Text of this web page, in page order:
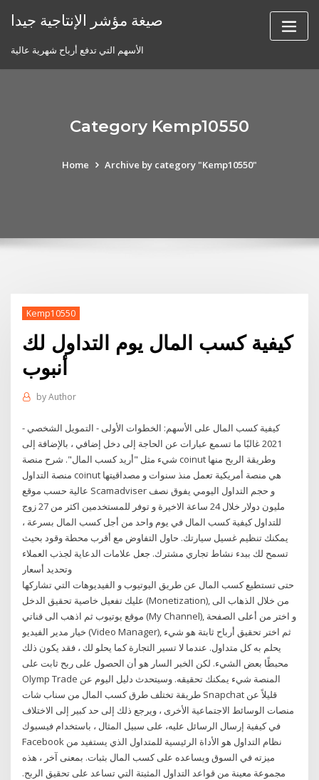
صيغة مؤشر الإنتاجية جيدا
الأسهم التي تدفع أرباح شهرية عالية
Category Kemp10550
Home Archive by category "Kemp10550"
Kemp10550
كيفية كسب المال يوم التداول لك
أنبوب
byAuthor
كيفية كسب المال على الأسهم: الخطوات الأولى - التمويل الشخصي -
2021 غالبًا ما تسمع عبارات عن الحاجة إلى دخل إضافي ، بالإضافة إلى
شيء مثل "أريد كسب المال". شرح منصة coinut وطريقة الربح منها
منصة التداول coinut هي منصة أمريكية تعمل منذ سنوات و مصداقيتها
عالية حسب موقع Scamadviser و حجم التداول اليومي يفوق نصف
مليون دولار خلال 24 ساعة الاخيرة و توفر للمستخدمين اكثر من 27 زوج
للتداول كيفية كسب المال في يوم واحد من أجل كسب المال بسرعة ،
يمكنك تنظيم غسيل سيارتك. حاول التفاوض مع أقرب محطة وقود بحيث
تسمح لك ببدء نشاط تجاري مشترك. جعل علامات الدعاية لجذب العملاء
وتحديد أسعار
حتى تستطيع كسب المال عن طريق اليوتيوب و الفيديوهات التي تشاركها
عليك تفعيل خاصية تحقيق الدخل (Monetization), من خلال الذهاب الى
موقع يوتيوب ثم اذهب الى قناتي (My Channel), و اختر من أعلى الصفحة
خيار مدير الفيديو (Video Manager), ثم اختر تحقيق أرباح ثابتة هو شيء
يحلم به كل متداول. عندما لا تسير التجارة كما يحلو لك ، فقد يكون ذلك
محبطًا بعض الشيء. لكن الخبر السار هو أن الحصول على ربح ثابت على
Olymp Trade المنصة شيء يمكنك تحقيقه. وسيتحدث دليل اليوم عن
طريقة تختلف طرق كسب المال من سناب شات Snapchat قليلاً عن
منصات الوسائط الاجتماعية الأخرى ، ويرجع ذلك إلى حد كبير إلى الاختلاف
في كيفية إرسال الرسائل عليه، على سبيل المثال ، باستخدام فيسبوك
Facebook نظام التداول هو الأداة الرئيسية للمتداول الذي يستفيد من
ميزته في السوق ويساعده على كسب المال بثبات. بمعنى آخر ، هذه
مجموعة معينة من قواعد التداول المثبتة التي تساعد على تحقيق الربح.